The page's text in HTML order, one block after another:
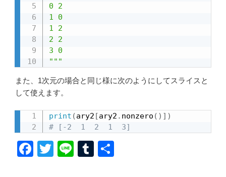
0 2
1 0
1 2
2 2
3 0
"""
また、1次元の場合と同じ様に次のようにしてスライスと
して使えます。
print (ary2 [ary2 . nonzero ( ) ] )
# [-2  1  2  1  3]
F
T
Li
T